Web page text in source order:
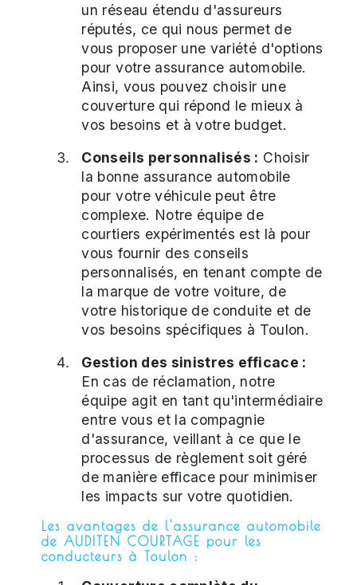
un réseau étendu d'assureurs
réputés, ce qui nous permet de
vous proposer une variété d'options
pour votre assurance automobile.
Ainsi, vous pouvez choisir une
couverture qui répond le mieux à
vos besoins et à votre budget.
Conseils personnalisés : Choisir
la bonne assurance automobile
pour votre véhicule peut être
complexe. Notre équipe de
courtiers expérimentés est là pour
vous fournir des conseils
personnalisés, en tenant compte de
la marque de votre voiture, de
votre historique de conduite et de
vos besoins spécifiques à Toulon.
Gestion des sinistres efficace :
En cas de réclamation, notre
équipe agit en tant qu'intermédiaire
entre vous et la compagnie
d'assurance, veillant à ce que le
processus de règlement soit géré
de manière efficace pour minimiser
les impacts sur votre quotidien.
Les avantages de l'assurance automobile
de AUDITEN COURTAGE pour les
conducteurs à Toulon :